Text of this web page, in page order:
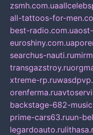
zsmh.com.ua
all-tattoos-for-
best-radio.com.ua
euroshiny.com.ua
searchus-nauti.ru
transgazstroy.ru
xtreme-rp.ru
orenferma.ru
backstage-682-
prime-cars63.ruun-
legardoauto.ru